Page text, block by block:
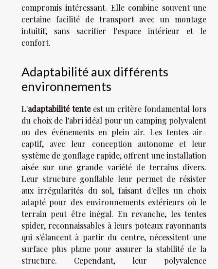
compromis intéressant. Elle combine souvent une
certaine facilité de transport avec un montage
intuitif, sans sacrifier l'espace intérieur et le
confort.
Adaptabilité aux différents
environnements
L'adaptabilité tenteest un critère fondamental lors
du choix de l'abri idéal pour un camping polyvalent
ou des événements en plein air. Les tentes air-
captif, avec leur conception autonome et leur
système de gonflage rapide, offrent une installation
aisée sur une grande variété de terrains divers.
Leur structure gonflable leur permet de résister
aux irrégularités du sol, faisant d'elles un choix
adapté pour des environnements extérieurs où le
terrain peut être inégal. En revanche, les tentes
spider, reconnaissables à leurs poteaux rayonnants
qui s'élancent à partir du centre, nécessitent une
surface plus plane pour assurer la stabilité de la
structure. Cependant, leur polyvalence